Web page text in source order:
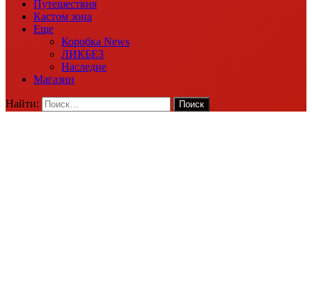
Путешествия
Кастом зона
Еще
Коробка News
ЛИКБЕЗ
Наследие
Магазин
Найти: